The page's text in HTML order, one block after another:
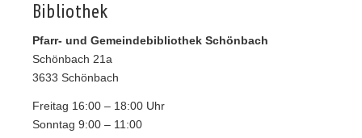
Bibliothek
Pfarr- und Gemeindebibliothek Schönbach
Schönbach 21a
3633 Schönbach
Freitag 16:00 – 18:00 Uhr
Sonntag 9:00 – 11:00